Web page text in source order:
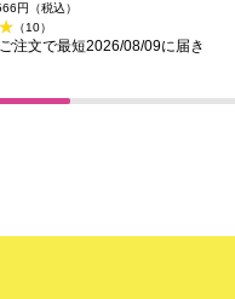
円（税込）
（10）
注文で最短2026/08/09に届き